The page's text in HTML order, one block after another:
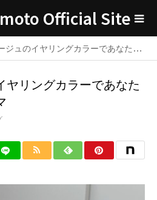
Official Site
のイヤリングカラーであなたの心はチョモランマ
ヤリングカラーであなた